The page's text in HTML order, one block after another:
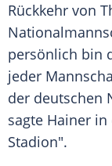
Rückkehr von
persönlich bin
jeder
der deutschen
sagte Hainer in
Stadion".